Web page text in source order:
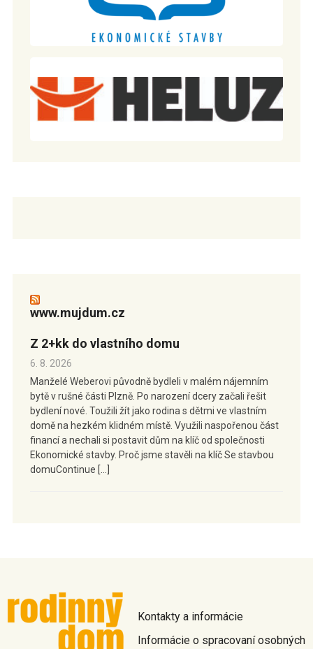
www.mujdum.cz
Z 2+kk do vlastního domu
6. 8. 2026
Manželé Weberovi původně bydleli v malém nájemním
bytě v rušné části Plzně. Po narození dcery začali řešit
bydlení nové. Toužili žít jako rodina s dětmi ve vlastním
domě na hezkém klidném místě. Využili naspořenou část
financí a nechali si postavit dům na klíč od společnosti
Ekonomické stavby. Proč jsme stavěli na klíč Se stavbou
domuContinue […]
Kontakty a informácie
Informácie o spracovaní osobných